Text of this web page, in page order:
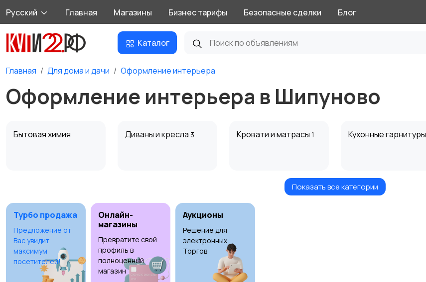
Русский Главная Магазины Бизнес тарифы Безопасные сделки Блог
Каталог
Главная Для дома и дачи Оформление интерьера
Оформление интерьера в Шипуново
Бытовая химия Диваны и кресла 3 Кровати и матрасы 1 Кухонные гарнитуры
сигнализации
Растения и семена
Столы и стулья Текстиль и ковры
Показать все категории
Турбо продажа
Предложение от
Вас увидит
максимум
посетителей!
Онлайн-
магазины
Превратите свой
профиль в
полноценный
магазин
Аукционы
Решение для
электронных
Торгов